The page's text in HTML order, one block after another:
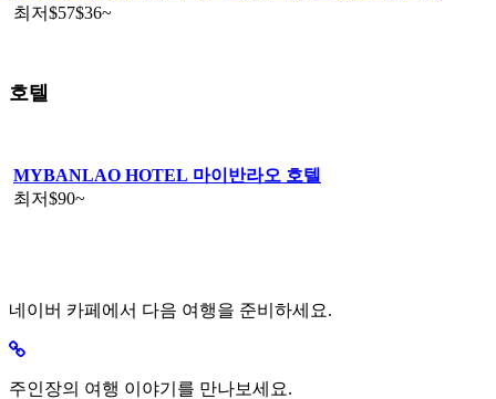
최저$57$36~
호텔
MYBANLAO HOTEL 마이반라오 호텔
최저$90~
네이버 카페에서 다음 여행을 준비하세요.
주인장의 여행 이야기를 만나보세요.